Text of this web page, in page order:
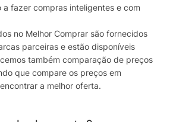
a fazer compras inteligentes e com
no Melhor Comprar são fornecidos
parceiras e estão disponíveis
também comparação de preços
que compare os preços em
a melhor oferta.